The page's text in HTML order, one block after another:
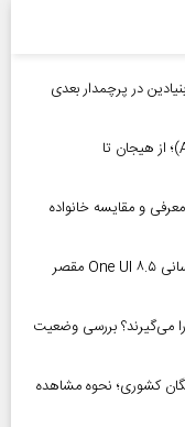
بنیادین در پرچمدار بعدی
رشد خیره‌کننده بازار توکن‌های هوش مصنوعی (AI)؛ از هیجان تا
و مقایسه خانواده
بحران باتری در گوشی‌های سامسونگ؛ آیا به‌روزرسانی One UI ۸.۵ مقصر
می‌گیرند؟ بررسی وضعیت
بازنشستگان کشوری؛ نحوه مشاهده